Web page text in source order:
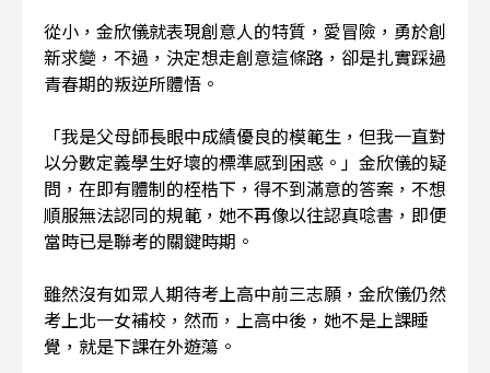
從小，金欣儀就表現創意人的特質，愛冒險，勇於創
新求變，不過，決定想走創意這條路，卻是扎實踩過
青春期的叛逆所體悟。
「我是父母師長眼中成績優良的模範生，但我一直對
以分數定義學生好壞的標準感到困惑。」金欣儀的疑
問，在即有體制的桎梏下，得不到滿意的答案，不想
順服無法認同的規範，她不再像以往認真唸書，即便
當時已是聯考的關鍵時期。
雖然沒有如眾人期待考上高中前三志願，金欣儀仍然
考上北一女補校，然而，上高中後，她不是上課睡
覺，就是下課在外遊蕩。